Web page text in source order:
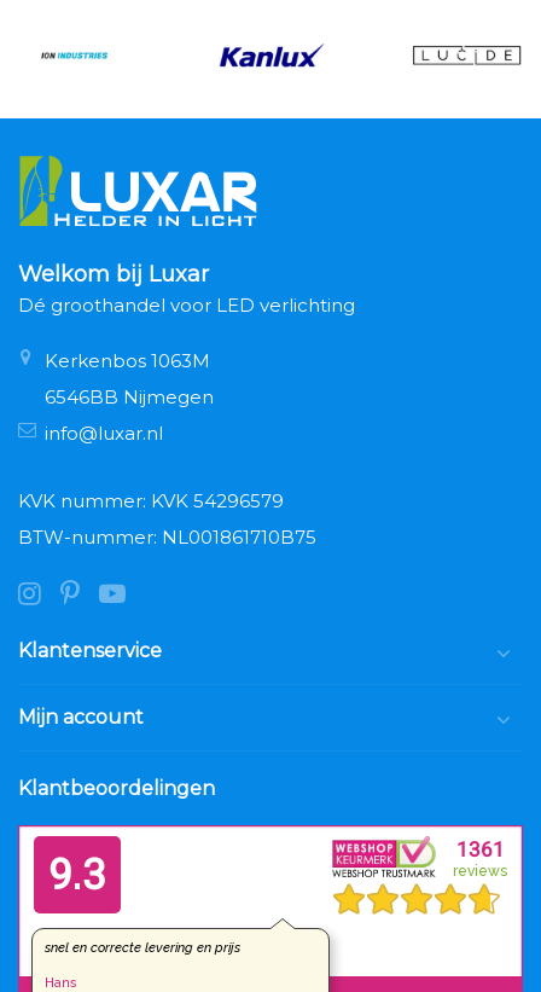
Welkom bij Luxar
Dé groothandel voor LED verlichting
Kerkenbos 1063M
6546BB Nijmegen
info@luxar.nl
KVK nummer: KVK 54296579
BTW-nummer: NL001861710B75
Klantenservice
Mijn account
Klantbeoordelingen